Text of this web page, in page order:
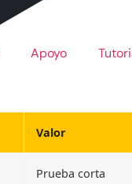
Apoyo
Valor
Prueba corta